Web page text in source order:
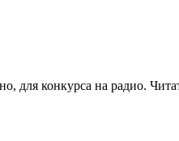
для конкурса на радио.